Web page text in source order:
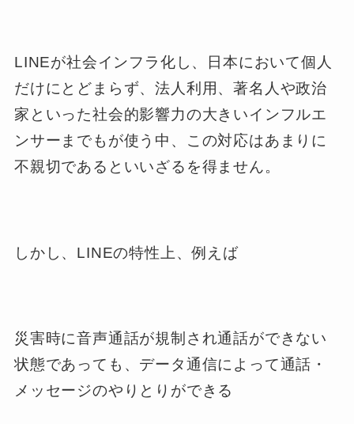
LINEが社会インフラ化し、日本において個人
だけにとどまらず、法人利用、著名人や政治
家といった社会的影響力の大きいインフルエ
ンサーまでもが使う中、この対応はあまりに
不親切であるといいざるを得ません。
しかし、LINEの特性上、例えば
災害時に音声通話が規制され通話ができない
状態であっても、データ通信によって通話・
メッセージのやりとりができる